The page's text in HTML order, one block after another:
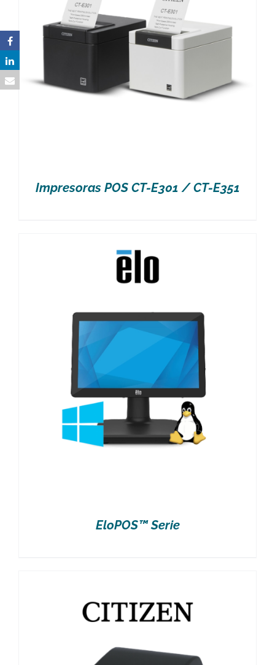
Impresoras POS CT-E301 / CT-E351
EloPOS™ Serie